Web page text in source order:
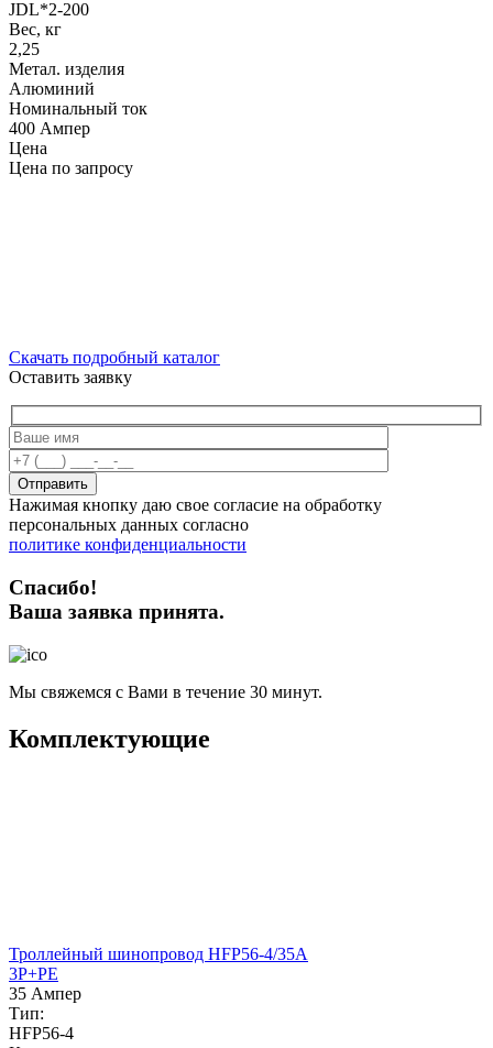
JDL*2-200
Вес, кг
2,25
Метал. изделия
Алюминий
Номинальный ток
400 Ампер
Цена
Цена по запросу
Скачать подробный каталог
Оставить заявку
Отправить
Нажимая кнопку даю свое согласие на обработку
персональных данных согласно
политике конфиденциальности
Спасибо!
Ваша заявка принята.
Мы свяжемся с Вами в течение 30 минут.
Комплектующие
Троллейный шинопровод HFP56-4/35A
3P+PE
35 Ампер
Тип:
HFP56-4